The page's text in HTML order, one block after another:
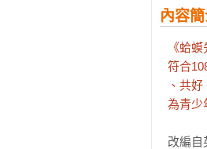
內容
《蛤
符合
、共好
為青少
改編自